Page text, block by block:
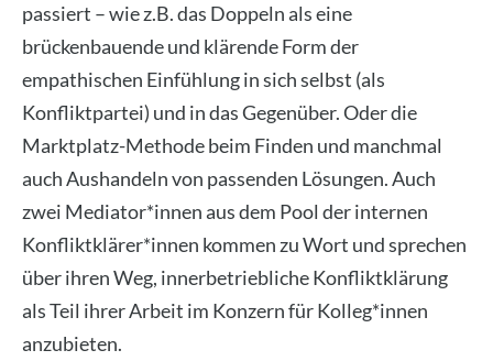
passiert – wie z.B. das Doppeln als eine
brückenbauende und klärende Form der
empathischen Einfühlung in sich selbst (als
Konfliktpartei) und in das Gegenüber. Oder die
Marktplatz-Methode beim Finden und manchmal
auch Aushandeln von passenden Lösungen. Auch
zwei Mediator*innen aus dem Pool der internen
Konfliktklärer*innen kommen zu Wort und sprechen
über ihren Weg, innerbetriebliche Konfliktklärung
als Teil ihrer Arbeit im Konzern für Kolleg*innen
anzubieten.